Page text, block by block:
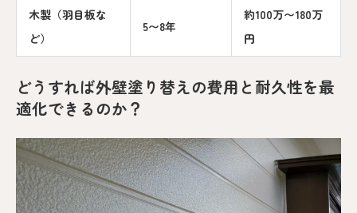
木製（羽目板な
ど）
5〜8年
約100万〜180万
円
どうすれば外壁塗り替えの費用と耐久性を最
適化できるのか？